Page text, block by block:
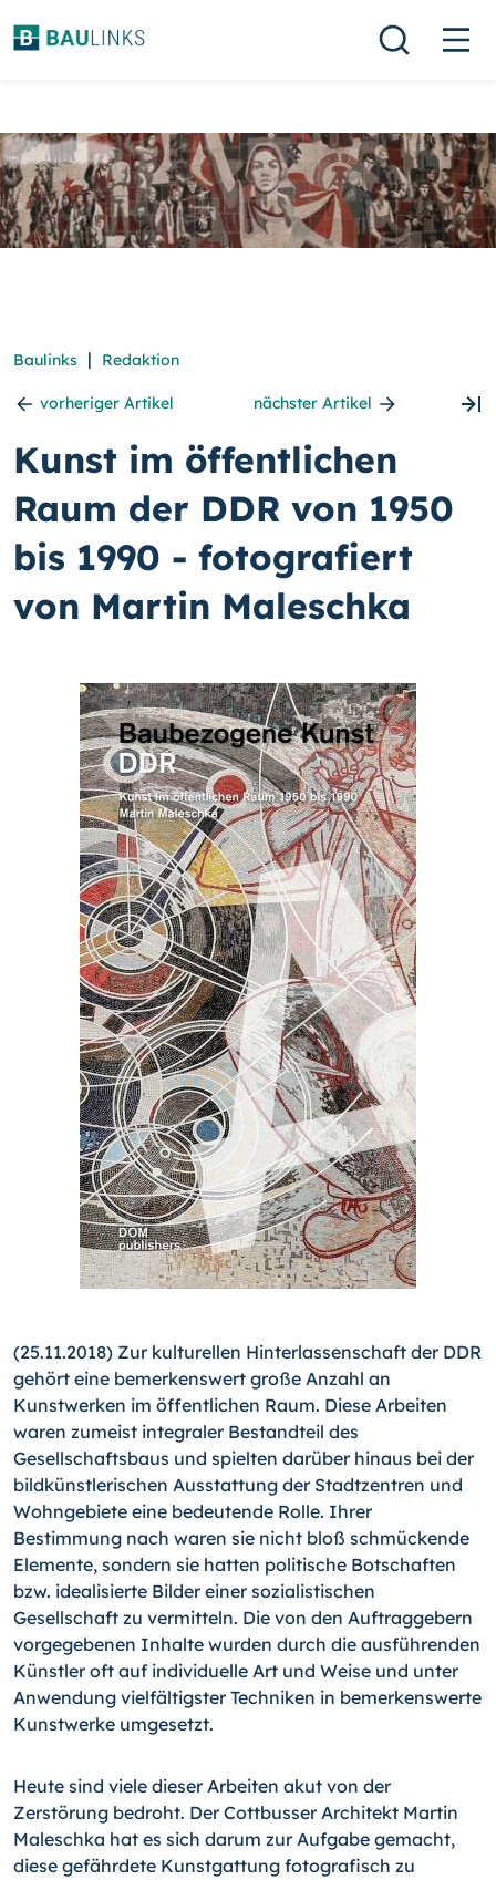
Baulinks | Redaktion
vorheriger Artikel nächster Artikel
Kunst im öffentlichen
Raum der DDR von 1950
bis 1990 - fotografiert
von Martin Maleschka
(25.11.2018) Zur kulturellen Hinterlassenschaft der DDR
gehört eine bemerkenswert große Anzahl an
Kunstwerken im öffentlichen Raum. Diese Arbeiten
waren zumeist integraler Bestandteil des
Gesellschaftsbaus und spielten darüber hinaus bei der
bildkünstlerischen Ausstattung der Stadtzentren und
Wohngebiete eine bedeutende Rolle. Ihrer
Bestimmung nach waren sie nicht bloß schmückende
Elemente, sondern sie hatten politische Botschaften
bzw. idealisierte Bilder einer sozialistischen
Gesellschaft zu vermitteln. Die von den Auftraggebern
vorgegebenen Inhalte wurden durch die ausführenden
Künstler oft auf individuelle Art und Weise und unter
Anwendung vielfältigster Techniken in bemerkenswerte
Kunstwerke umgesetzt.
Heute sind viele dieser Arbeiten akut von der
Zerstörung bedroht. Der Cottbusser Architekt Martin
Maleschka hat es sich darum zur Aufgabe gemacht,
diese gefährdete Kunstgattung fotografisch zu